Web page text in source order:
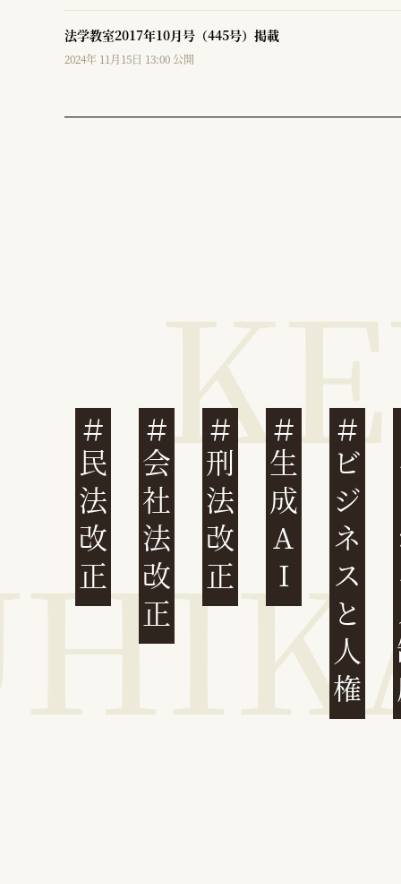
法学教室2017年10月号（445号）掲載
2024年 11月15日 13:00 公開
民法改正 会社法改正 刑法改正 生成AI ビジネスと人権